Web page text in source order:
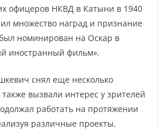
офицеров НКВД в Катыни в 1940
множество наград и признание
номинирован на Оскар в
иностранный фильм».
снял еще несколько
вызвали интерес у зрителей
работать на протяжении
различные проекты.